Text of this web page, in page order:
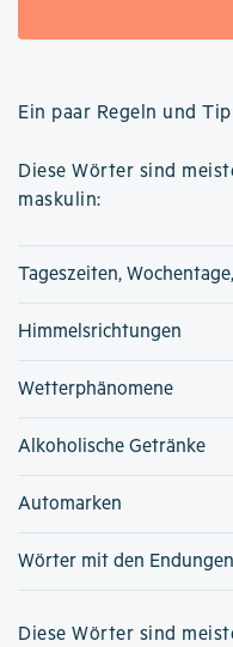
Ein paar Regeln und
Diese Wörter sind
maskulin:
Tageszeiten,
Himmelsrichtungen
Wetterphänomene
Alkoholische Getränke
Automarken
Wörter mit den Endungen
Diese Wörter sind